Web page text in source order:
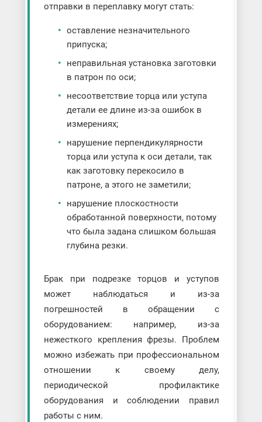
отправки в переплавку могут стать:
оставление незначительного
припуска;
неправильная установка заготовки
в патрон по оси;
несоответствие торца или уступа
детали ее длине из-за ошибок в
измерениях;
нарушение перпендикулярности
торца или уступа к оси детали, так
как заготовку перекосило в
патроне, а этого не заметили;
нарушение плоскостности
обработанной поверхности, потому
что была задана слишком большая
глубина резки.
Брак при подрезке торцов и уступов
может наблюдаться и из-за
погрешностей в обращении с
оборудованием: например, из-за
нежесткого крепления фрезы. Проблем
можно избежать при профессиональном
отношении к своему делу,
периодической профилактике
оборудования и соблюдении правил
работы с ним.